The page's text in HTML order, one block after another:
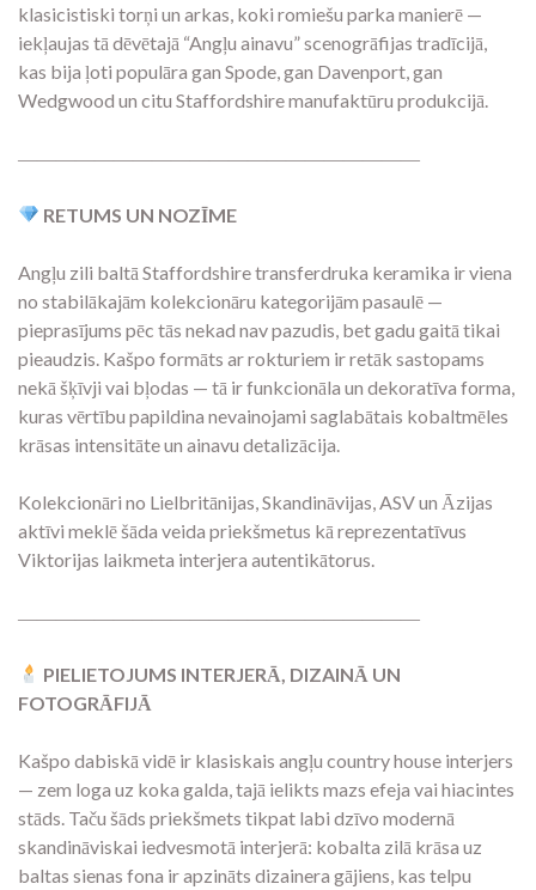
klasicistiski torņi un arkas, koki romiešu parka manierē —
iekļaujas tā dēvētajā “Angļu ainavu” scenogrāfijas tradīcijā,
kas bija ļoti populāra gan Spode, gan Davenport, gan
Wedgwood un citu Staffordshire manufaktūru produkcijā.
―――――――――――――――――――――
RETUMS UN NOZĪME
Angļu zili baltā Staffordshire transferdruka keramika ir viena
no stabilākajām kolekcionāru kategorijām pasaulē —
pieprasījums pēc tās nekad nav pazudis, bet gadu gaitā tikai
pieaudzis. Kašpo formāts ar rokturiem ir retāk sastopams
nekā šķīvji vai bļodas — tā ir funkcionāla un dekoratīva forma,
kuras vērtību papildina nevainojami saglabātais kobaltmēles
krāsas intensitāte un ainavu detalizācija.
Kolekcionāri no Lielbritānijas, Skandināvijas, ASV un Āzijas
aktīvi meklē šāda veida priekšmetus kā reprezentatīvus
Viktorijas laikmeta interjera autentikātorus.
―――――――――――――――――――――
PIELIETOJUMS INTERJERĀ, DIZAINĀ UN
FOTOGRĀFIJĀ
Kašpo dabiskā vidē ir klasiskais angļu country house interjers
— zem loga uz koka galda, tajā ielikts mazs efeja vai hiacintes
stāds. Taču šāds priekšmets tikpat labi dzīvo modernā
skandināviskai iedvesmotā interjerā: kobalta zilā krāsa uz
baltas sienas fona ir apzināts dizainera gājiens, kas telpu